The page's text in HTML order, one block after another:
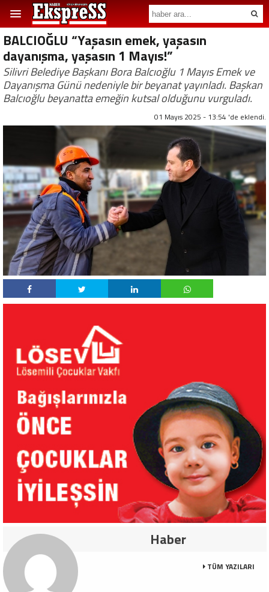
BALCIOĞLU “Yaşasın emek, yaşasın
dayanışma, yaşasın 1 Mayıs!”
Silivri Belediye Başkanı Bora Balcıoğlu 1 Mayıs Emek ve
Dayanışma Günü nedeniyle bir beyanat yayınladı. Başkan
Balcıoğlu beyanatta emeğin kutsal olduğunu vurguladı.
01 Mayıs 2025 - 13:54 'de eklendi.
Haber
TÜM YAZILARI